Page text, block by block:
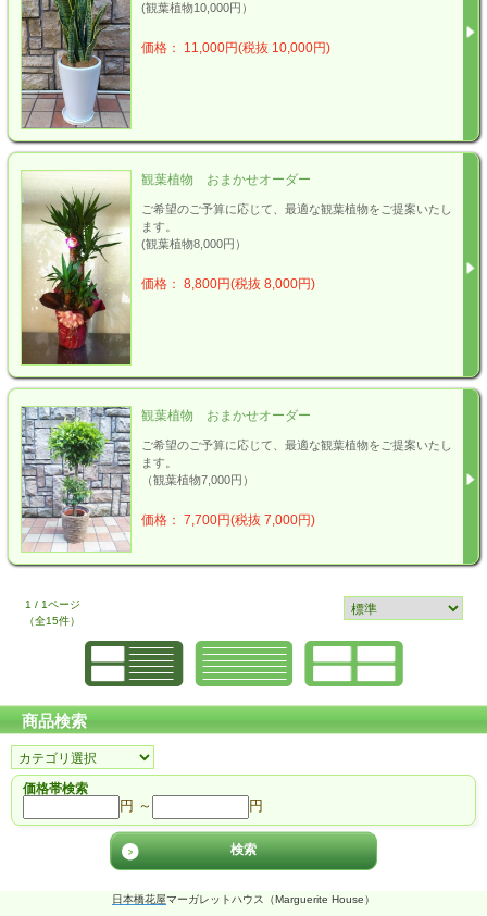
(観葉植物10,000円）
価格： 11,000円(税抜 10,000円)
観葉植物 おまかせオーダー
ご希望のご予算に応じて、最適な観葉植物をご提案いたし
ます。
(観葉植物8,000円）
価格： 8,800円(税抜 8,000円)
観葉植物 おまかせオーダー
ご希望のご予算に応じて、最適な観葉植物をご提案いたし
ます。
（観葉植物7,000円）
価格： 7,700円(税抜 7,000円)
1 / 1ページ
（全15件）
商品検索
価格帯検索
円 ～ 円
日本橋花屋マーガレットハウス（Marguerite House）